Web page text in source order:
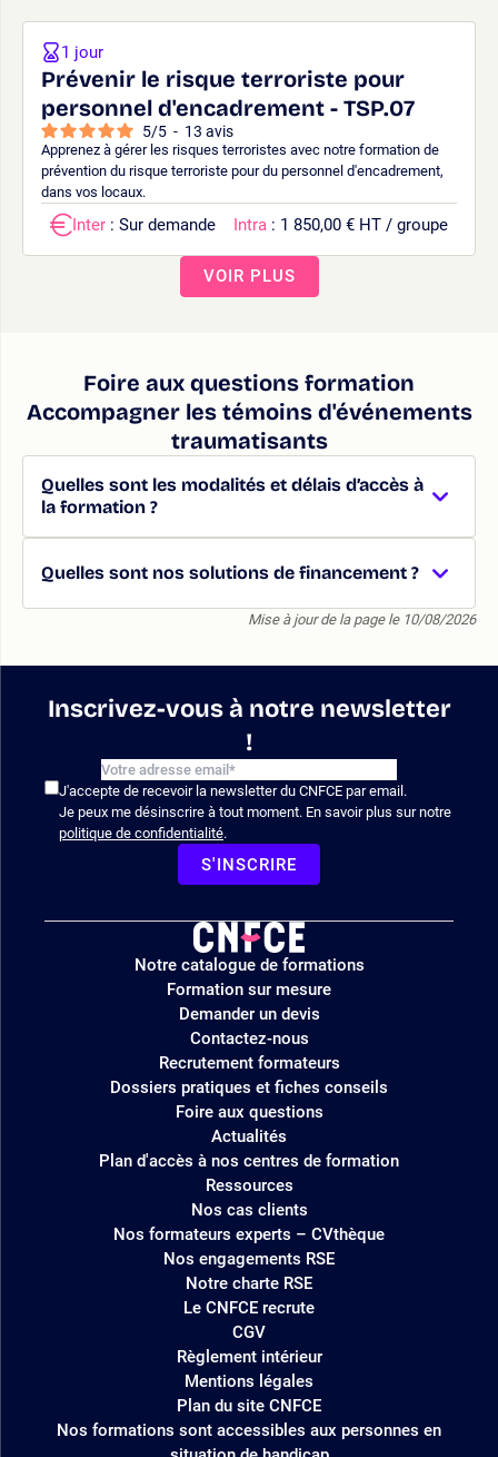
Prévenir le risque terroriste pour
personnel d'encadrement - TSP.07
5/5 - 13 avis
Apprenez à gérer les risques terroristes avec notre formation de
prévention du risque terroriste pour du personnel d'encadrement,
dans vos locaux.
1 jour
Inter : Sur demande Intra : 1 850,00 € HT / groupe
VOIR PLUS
Foire aux questions formation
Accompagner les témoins d'événements
traumatisants
Quelles sont les modalités et délais d’accès à
la formation ?
Quelles sont nos solutions de financement ?
Mise à jour de la page le 10/08/2026
Inscrivez-vous à notre newsletter
!
J'accepte de recevoir la newsletter du CNFCE par email.
Je peux me désinscrire à tout moment. En savoir plus sur notre
politique de confidentialité.
S'INSCRIRE
Logo
site
Notre catalogue de formations
Formation sur mesure
Demander un devis
Contactez-nous
Recrutement formateurs
Dossiers pratiques et fiches conseils
Foire aux questions
Actualités
Plan d'accès à nos centres de formation
Ressources
Nos cas clients
Nos formateurs experts – CVthèque
Nos engagements RSE
Notre charte RSE
Le CNFCE recrute
CGV
Règlement intérieur
Mentions légales
Plan du site CNFCE
Nos formations sont accessibles aux personnes en